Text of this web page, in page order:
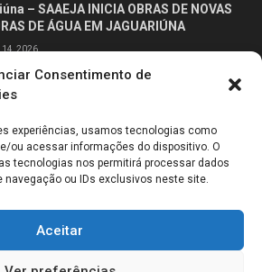
Consentimento de
experiências, usamos tecnologias como
ou acessar informações do dispositivo. O
tecnologias nos permitirá processar dados
ou IDs exclusivos neste site.
Aceitar
– SAAEJA INICIA OBRAS DE NOVAS
DE ÁGUA EM JAGUARIÚNA
2026
Preto – Professor Alfabetizador chega
de aula dos 2º anos da rede municipal
2026
Entre em contato